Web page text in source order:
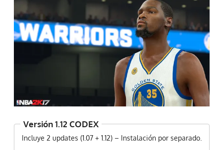
Versión 1.12 CODEX
Incluye 2 updates (1.07 + 1.12) – Instalación por separado.